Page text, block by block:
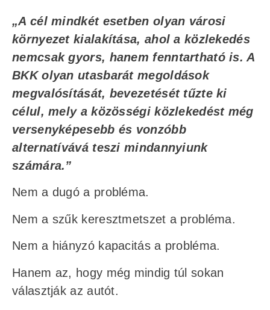
„A cél mindkét esetben olyan városi
környezet kialakítása, ahol a közlekedés
nemcsak gyors, hanem fenntartható is. A
BKK olyan utasbarát megoldások
megvalósítását, bevezetését tűzte ki
célul, mely a közösségi közlekedést még
versenyképesebb és vonzóbb
alternatívává teszi mindannyiunk
számára.”
Nem a dugó a probléma.
Nem a szűk keresztmetszet a probléma.
Nem a hiányzó kapacitás a probléma.
Hanem az, hogy még mindig túl sokan
választják az autót.